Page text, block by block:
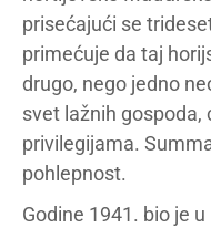
prisećajući se
primećuje da taj
drugo, nego jedno
svet lažnih
privilegijama.
pohlepnost.
Godine 1941. bio je